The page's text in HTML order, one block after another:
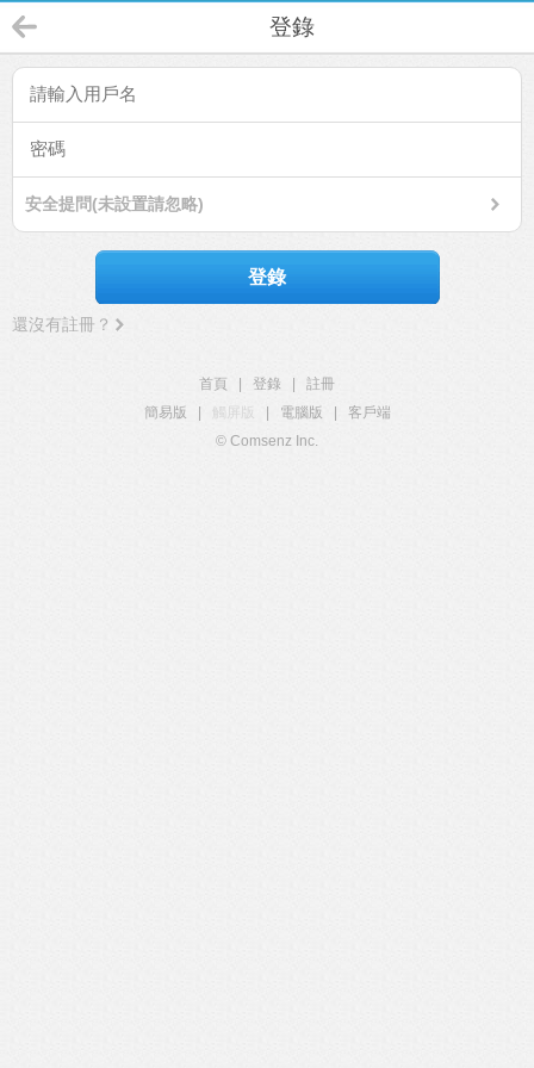
登錄
安全提問(未設置請忽略)
登錄
還沒有註冊？
首頁 登錄
註冊
簡易版
觸屏版 電腦版
客戶端
© Comsenz Inc.